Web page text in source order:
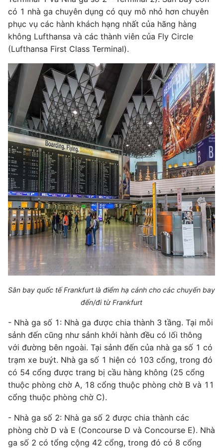
có 1 nhà ga chuyên dụng có quy mô nhỏ hơn chuyên
phục vụ các hành khách hạng nhất của hãng hàng
không Lufthansa và các thành viên của Fly Circle
(Lufthansa First Class Terminal).
Sân bay quốc tế Frankfurt là điểm hạ cánh cho các chuyến bay
đến/đi từ Frankfurt
- Nhà ga số 1: Nhà ga được chia thành 3 tầng. Tại mỗi
sảnh đến cũng như sảnh khởi hành đều có lối thông
với đường bên ngoài. Tại sảnh đến của nhà ga số 1 có
trạm xe buýt. Nhà ga số 1 hiện có 103 cổng, trong đó
có 54 cổng được trang bị cầu hàng không (25 cổng
thuộc phòng chờ A, 18 cổng thuộc phòng chờ B và 11
cổng thuộc phòng chờ C).
- Nhà ga số 2: Nhà ga số 2 được chia thành các
phòng chờ D và E (Concourse D và Concourse E). Nhà
ga số 2 có tổng cộng 42 cổng, trong đó có 8 cổng